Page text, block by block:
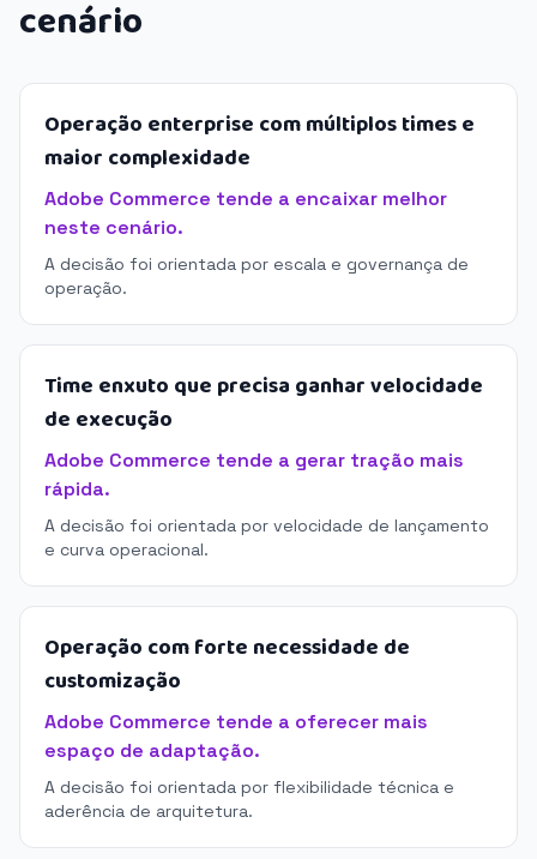
cenário
Operação enterprise com múltiplos times e
maior complexidade
Adobe Commerce tende a encaixar melhor
neste cenário.
A decisão foi orientada por escala e governança de
operação.
Time enxuto que precisa ganhar velocidade
de execução
Adobe Commerce tende a gerar tração mais
rápida.
A decisão foi orientada por velocidade de lançamento
e curva operacional.
Operação com forte necessidade de
customização
Adobe Commerce tende a oferecer mais
espaço de adaptação.
A decisão foi orientada por flexibilidade técnica e
aderência de arquitetura.